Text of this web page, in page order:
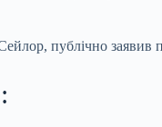
публічно заявив